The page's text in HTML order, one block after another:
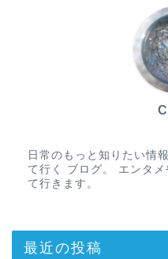
日常のもっと知りたい情
て行く ブログ。 エンタ
て行きます。
最近の投稿